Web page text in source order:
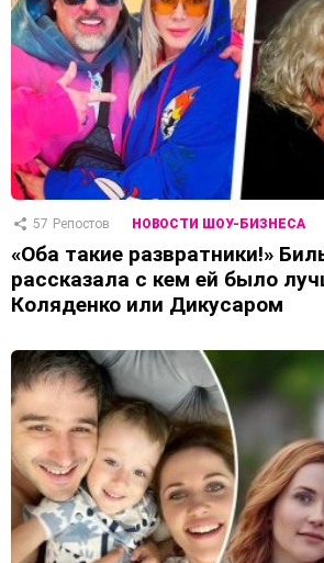
57 Репостов НОВОСТИ ШОУ-БИЗНЕСА
«Оба такие развратники!»
рассказала с кем ей было
Коляденко или Дикусаром